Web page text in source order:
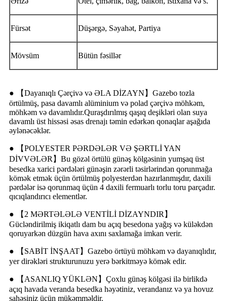
Fürsət Düşərgə, Səyahət, Partiya
Mövsüm Bütün fəsillər
● 【Dayanıqlı Çərçivə və ƏLA DİZAYN】Gazebo tozla
örtülmüş, pasa davamlı alüminium və polad çərçivə möhkəm,
möhkəm və davamlıdır.Quraşdırılmış qaşıq deşikləri olan suya
davamlı üst hissəsi əsas drenajı təmin edərkən qonaqlar aşağıda
əylənəcəklər.
● 【POLYESTER PƏRDƏLƏR VƏ ŞƏRTLİ YAN
DİVVƏLƏR】Bu gözəl örtülü günəş kölgəsinin yumşaq üst
besedka xarici pərdələri günəşin zərərli təsirlərindən qorunmağa
kömək etmək üçün örtülmüş polyesterdən hazırlanmışdır, daxili
pərdələr isə qorunmaq üçün 4 daxili fermuarlı torlu toru parçadır.
qıcıqlandırıcı elementlər.
● 【2 MƏRTƏLƏLƏ VENTİLİ DİZAYNDIR】
Gücləndirilmiş ikiqatlı dam bu açıq besedona yağış və küləkdən
qoruyarkən düzgün hava axını saxlamağa imkan verir.
● 【SABİT İNŞAAT】Gazebo örtüyü möhkəm və dayanıqlıdır,
yer dirəkləri strukturunuzu yerə bərkitməyə kömək edir.
● 【ASANLIQ YÜKLƏN】Çoxlu günəş kölgəsi ilə birlikdə
açıq havada veranda besedka həyətiniz, verandanız və ya hovuz
sahəsiniz üçün mükəmməldir.